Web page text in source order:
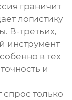
граничит
логистику
В-третьих,
инструмент
в тех
и
спрос только